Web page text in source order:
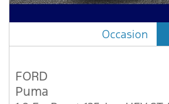
Occasion
FORD
Puma